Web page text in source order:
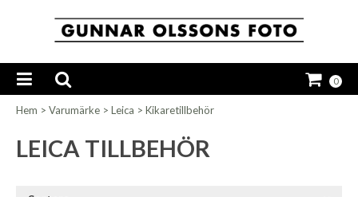
0
Hem > Varumärke > Leica > Kikaretillbehör
LEICA TILLBEHÖR